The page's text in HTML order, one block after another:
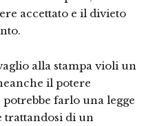
accettato e il divieto
alla stampa violi un
il potere
farlo una legge
trattandosi di un